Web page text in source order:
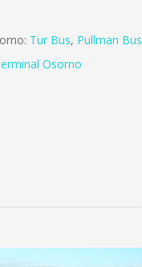
Tur Bus, Pullman Bus
Osorno